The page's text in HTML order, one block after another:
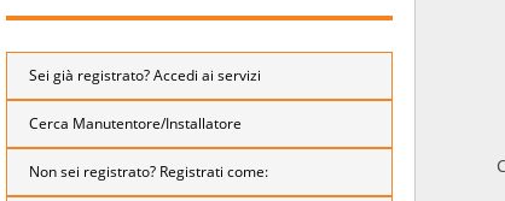
Sei già registrato? Accedi ai servizi
Cerca Manutentore/Installatore
Non sei registrato? Registrati come: